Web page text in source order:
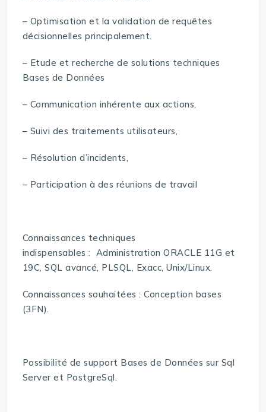
– Optimisation et la validation de requêtes
décisionnelles principalement.
– Etude et recherche de solutions techniques
Bases de Données
– Communication inhérente aux actions,
– Suivi des traitements utilisateurs,
– Résolution d’incidents,
– Participation à des réunions de travail
Connaissances techniques
indispensables : Administration ORACLE 11G et
19C, SQL avancé, PLSQL, Exacc, Unix/Linux.
Connaissances souhaitées : Conception bases
(3FN).
Possibilité de support Bases de Données sur Sql
Server et PostgreSql.